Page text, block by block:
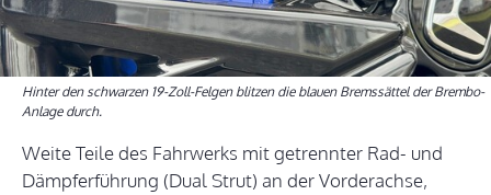
Hinter den schwarzen 19-Zoll-Felgen blitzen die blauen Bremssättel der Brembo-
Anlage durch.
Weite Teile des Fahrwerks mit getrennter Rad- und
Dämpferführung (Dual Strut) an der Vorderachse,